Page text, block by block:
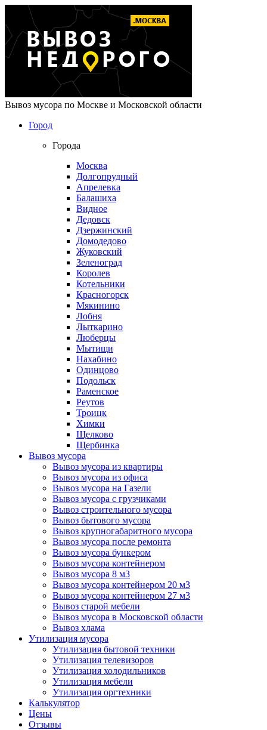
Вывоз мусора по Москве и Московской области
Город
Города
Москва
Долгопрудный
Апрелевка
Балашиха
Видное
Дедовск
Дзержинский
Домодедово
Жуковский
Зеленоград
Королев
Котельники
Красногорск
Мякинино
Лобня
Лыткарино
Люберцы
Мытищи
Нахабино
Одинцово
Подольск
Раменское
Реутов
Троицк
Химки
Щелково
Щербинка
Вывоз мусора
Вывоз мусора из квартиры
Вывоз мусора из офиса
Вывоз мусора на Газели
Вывоз мусора с грузчиками
Вывоз строительного мусора
Вывоз бытового мусора
Вывоз крупногабаритного мусора
Вывоз мусора после ремонта
Вывоз мусора бункером
Вывоз мусора контейнером
Вывоз мусора 8 м3
Вывоз мусора контейнером 20 м3
Вывоз мусора контейнером 27 м3
Вывоз старой мебели
Вывоз мусора в Московской области
Вывоз хлама
Утилизация мусора
Утилизация бытовой техники
Утилизация телевизоров
Утилизация холодильников
Утилизация мебели
Утилизация оргтехники
Калькулятор
Цены
Отзывы